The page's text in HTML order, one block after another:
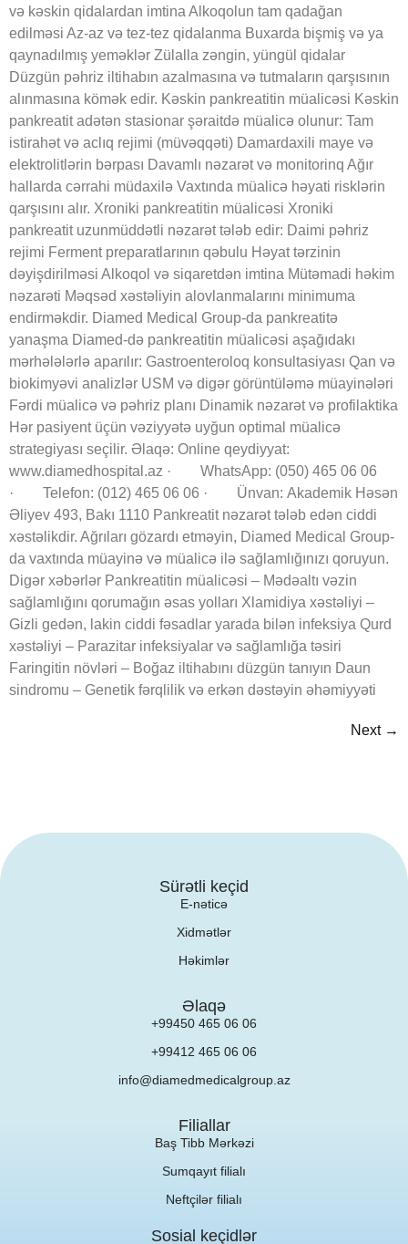
və kəskin qidalardan imtina Alkoqolun tam qadağan
edilməsi Az-az və tez-tez qidalanma Buxarda bişmiş və ya
qaynadılmış yeməklər Zülalla zəngin, yüngül qidalar
Düzgün pəhriz iltihabın azalmasına və tutmaların qarşısının
alınmasına kömək edir. Kəskin pankreatitin müalicəsi Kəskin
pankreatit adətən stasionar şəraitdə müalicə olunur: Tam
istirahət və aclıq rejimi (müvəqqəti) Damardaxili maye və
elektrolitlərin bərpası Davamlı nəzarət və monitorinq Ağır
hallarda cərrahi müdaxilə Vaxtında müalicə həyati risklərin
qarşısını alır. Xroniki pankreatitin müalicəsi Xroniki
pankreatit uzunmüddətli nəzarət tələb edir: Daimi pəhriz
rejimi Ferment preparatlarının qəbulu Həyat tərzinin
dəyişdirilməsi Alkoqol və siqaretdən imtina Mütəmadi həkim
nəzarəti Məqsəd xəstəliyin alovlanmalarını minimuma
endirməkdir. Diamed Medical Group-da pankreatitə
yanaşma Diamed-də pankreatitin müalicəsi aşağıdakı
mərhələlərlə aparılır: Gastroenteroloq konsultasiyası Qan və
biokimyəvi analizlər USM və digər görüntüləmə müayinələri
Fərdi müalicə və pəhriz planı Dinamik nəzarət və profilaktika
Hər pasiyent üçün vəziyyətə uyğun optimal müalicə
strategiyası seçilir. Əlaqə: Online qeydiyyat:
www.diamedhospital.az · WhatsApp: (050) 465 06 06
· Telefon: (012) 465 06 06 · Ünvan: Akademik Həsən
Əliyev 493, Bakı 1110 Pankreatit nəzarət tələb edən ciddi
xəstəlikdir. Ağrıları gözardı etməyin, Diamed Medical Group-
da vaxtında müayinə və müalicə ilə sağlamlığınızı qoruyun.
Digər xəbərlər Pankreatitin müalicəsi – Mədəaltı vəzin
sağlamlığını qorumağın əsas yolları Xlamidiya xəstəliyi –
Gizli gedən, lakin ciddi fəsadlar yarada bilən infeksiya Qurd
xəstəliyi – Parazitar infeksiyalar və sağlamlığa təsiri
Faringitin növləri – Boğaz iltihabını düzgün tanıyın Daun
sindromu – Genetik fərqlilik və erkən dəstəyin əhəmiyyəti
Next →
Sürətli keçid
E-nəticə
Xidmətlər
Həkimlər
Əlaqə
+99450 465 06 06
+99412 465 06 06
info@diamedmedicalgroup.az
Filiallar
Baş Tibb Mərkəzi
Sumqayıt filialı
Neftçilər filialı
Sosial keçidlər